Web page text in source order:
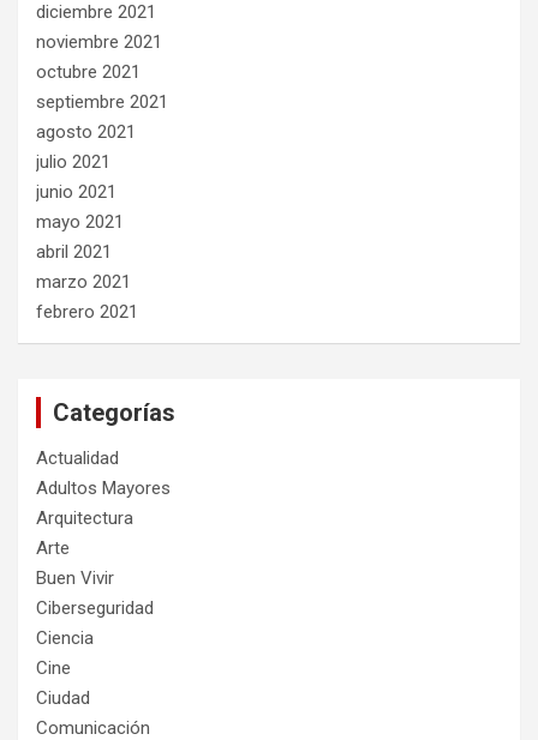
diciembre 2021
noviembre 2021
octubre 2021
septiembre 2021
agosto 2021
julio 2021
junio 2021
mayo 2021
abril 2021
marzo 2021
febrero 2021
Categorías
Actualidad
Adultos Mayores
Arquitectura
Arte
Buen Vivir
Ciberseguridad
Ciencia
Cine
Ciudad
Comunicación